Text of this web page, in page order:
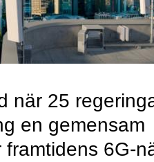
när 25
en gemensam
6G-